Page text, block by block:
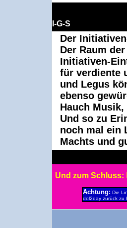
I-G-S
Der
Der Raum
Initiativen-
für verdiente
und Legus
ebenso
Hauch
Und so zu
noch mal ein
Machts und
Und zum Schluss:
Achtung: Die
dol2day zurück zu